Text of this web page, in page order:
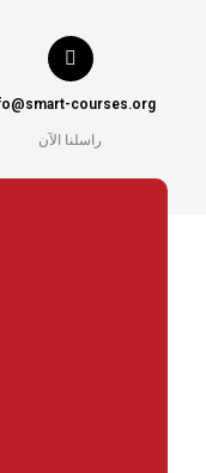
courses.org
راسلنا الآن